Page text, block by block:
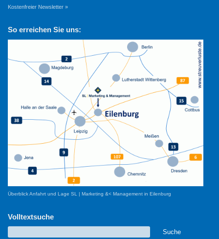
Kostenfreier Newsletter »
So erreichen Sie uns:
Überblick Anfahrt und Lage SL | Marketing &< Management in Eilenburg
Volltextsuche